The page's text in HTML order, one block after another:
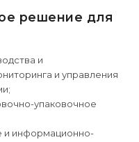
решение для
и
и управления
упаковочное
и информационно-